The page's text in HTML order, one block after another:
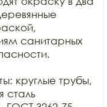
санитарных
круглые трубы,
сталь